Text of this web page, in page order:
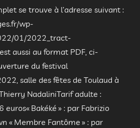
se trouve à l’adresse suivant :
wp-
01/2022_tract-
aussi au format PDF, ci-
du festival
salle des fêtes de Toulaud à
NadaliniTarif adulte :
euros« Bakéké » : par Fabrizio
« Membre Fantôme » : par